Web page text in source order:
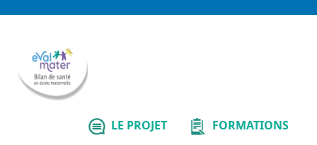
LE PROJET
FORMATIONS